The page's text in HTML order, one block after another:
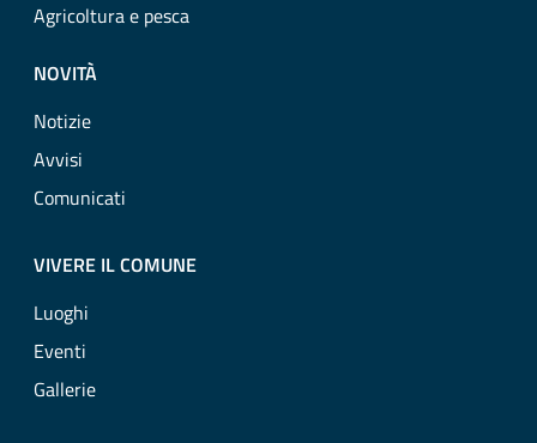
Agricoltura e pesca
NOVITÀ
Notizie
Avvisi
Comunicati
VIVERE IL COMUNE
Luoghi
Eventi
Gallerie